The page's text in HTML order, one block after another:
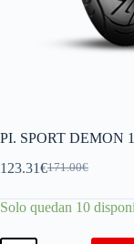
PI. SPORT DEMON
171.00€
123.31€
Solo quedan 10